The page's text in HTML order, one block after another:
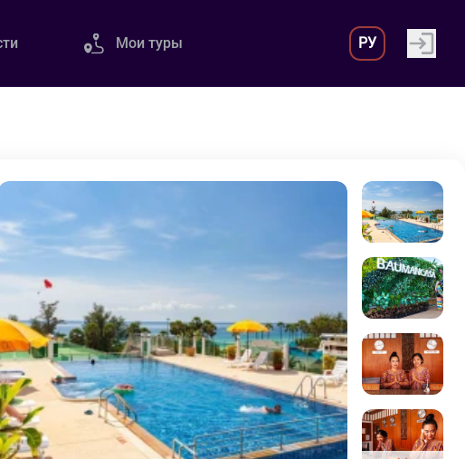
Мои туры РУ